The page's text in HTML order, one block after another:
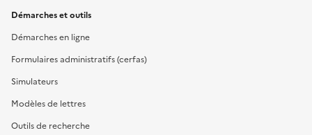
Démarches et outils
Démarches en ligne
Formulaires administratifs (cerfas)
Simulateurs
Modèles de lettres
Outils de recherche